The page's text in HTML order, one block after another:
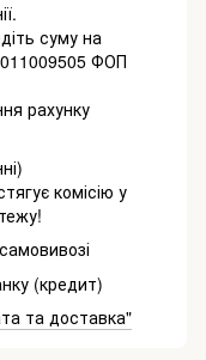
суму на
ФОП
рахунку
комісію у
(кредит)
та доставка"